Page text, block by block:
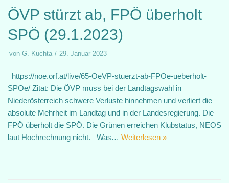
ÖVP stürzt ab, FPÖ überholt
SPÖ (29.1.2023)
von G. Kuchta 29. Januar 2023
https://noe.orf.at/live/65-OeVP-stuerzt-ab-FPOe-ueberholt-
SPOe/ Zitat: Die ÖVP muss bei der Landtagswahl in
Niederösterreich schwere Verluste hinnehmen und verliert die
absolute Mehrheit im Landtag und in der Landesregierung. Die
FPÖ überholt die SPÖ. Die Grünen erreichen Klubstatus, NEOS
laut Hochrechnung nicht. Was… Weiterlesen »